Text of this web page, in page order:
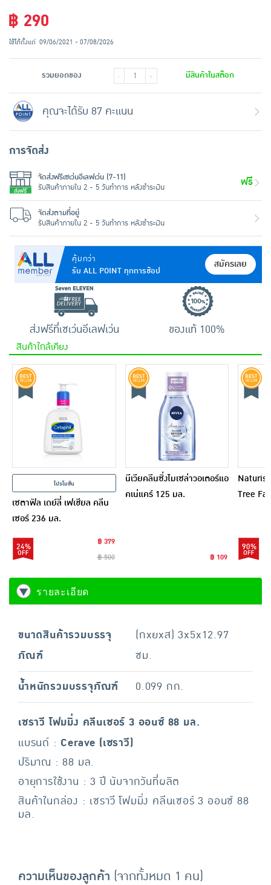
คุ้มกว่า
รับ ALL POINT ทุกการช้อป
สมัครเลย
฿ 290
ใช้ได้ตั้งแต่ 09/06/2021 - 07/08/2026
รวมยอดของ - + มีสินค้าในสต๊อก
คุณจะได้รับ 87 คะแนน
การจัดส่ง
จัดส่งฟรีเซเว่นอีเลฟเว่น (7-11)
รับสินค้าภายใน 2 - 5 วันทำการ หลังชำระเงิน
ฟรี
จัดส่งตามที่อยู่
รับสินค้าภายใน 2 - 5 วันทำการ หลังชำระเงิน
ส่งฟรีที่เซเว่นอีเลฟเว่น ของแท้ 100%
สินค้าใกล้เคียง
โปรโมชั่น
เซตาฟิล เดย์ลี่ เฟเชียล คลีน
เซอร์ 236 มล.
24%
฿ 379
฿ 500
นีเวียคลีนซิ่งไมเซล่าวอเตอร์แอ
คเน่แคร์ 125 มล.
฿ 109
Tree
90%
รายละเอียด
ขนาดสินค้ารวมบรรจุ
ภัณฑ์
(กxยxส) 3x5x12.97
ซม.
น้ำหนักรวมบรรจุภัณฑ์
0.099 กก.
เซราวี โฟมมิ่ง คลีนเซอร์ 3 ออนซ์ 88 มล.
แบรนด์ : Cerave (เซราวี)
ปริมาณ : 88 มล.
อายุการใช้งาน : 3 ปี นับจากวันที่ผลิต
สินค้าในกล่อง : เซราวี โฟมมิ่ง คลีนเซอร์ 3 ออนซ์ 88
มล.
ความเห็นของลูกค้า (จากทั้งหมด 1 คน)